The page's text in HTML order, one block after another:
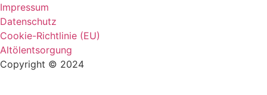
Impressum
Datenschutz
Cookie-Richtlinie (EU)
Altölentsorgung
Copyright © 2024